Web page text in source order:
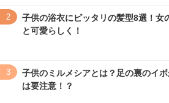
2
子供の浴衣にピッタリの髪型8選！女
と可愛らしく！
3
子供のミルメシアとは？足の裏のイ
は要注意！？